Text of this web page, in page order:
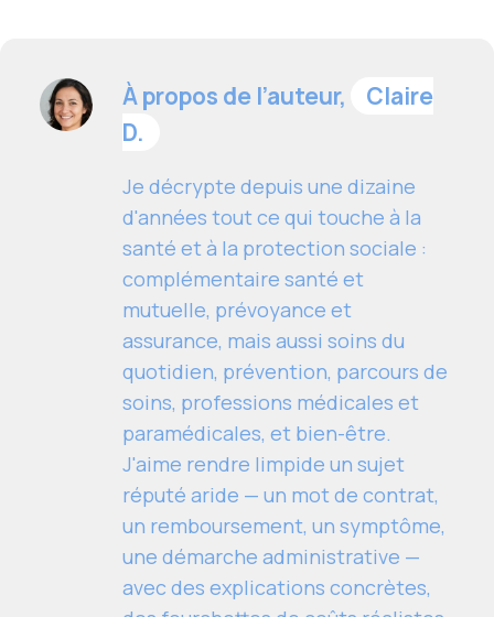
À propos de l’auteur,
Claire
D.
Je décrypte depuis une dizaine
d'années tout ce qui touche à la
santé et à la protection sociale :
complémentaire santé et
mutuelle, prévoyance et
assurance, mais aussi soins du
quotidien, prévention, parcours de
soins, professions médicales et
paramédicales, et bien-être.
J'aime rendre limpide un sujet
réputé aride — un mot de contrat,
un remboursement, un symptôme,
une démarche administrative —
avec des explications concrètes,